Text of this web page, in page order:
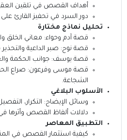
أهداف القصص في تلقين
دور السرد في تحفيز القارئ
تحليل نماذج مختارة
قصة آدم وحواء: معاني الخلق
قصة نوح: صبر الداعية
قصة يوسف: جوانب الحكمة
قصة موسى وفرعون: صراع
الشجاعة.
الأسلوب البلاغي
وسائل الإيضاح: التكرار،
دلالات ألفاظ القصص وأثرها في
التطبيق المعاصر
كيفية استثمار القصص في